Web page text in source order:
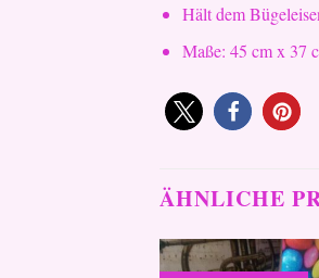
Hält dem
Maße: 45 cm x 37
ÄHNLICHE